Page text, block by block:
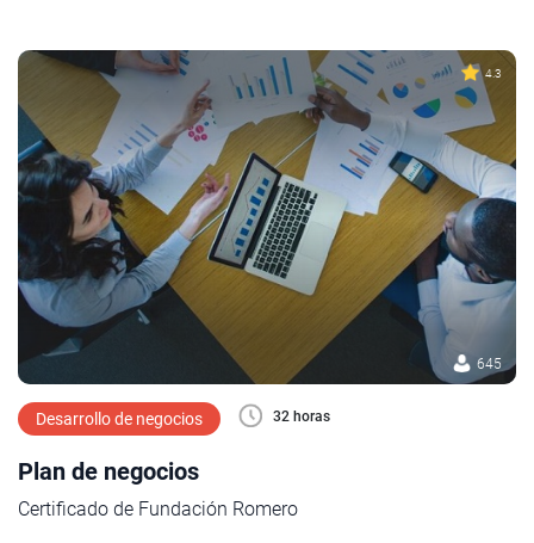
4.3
645
Desarrollo de negocios 32 horas
Plan de negocios
Certificado de Fundación Romero